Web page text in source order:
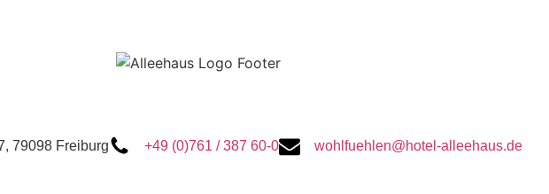
79098 Freiburg +49 (0)761 / 387 60-0 wohlfuehlen@hotel-alleehaus.de